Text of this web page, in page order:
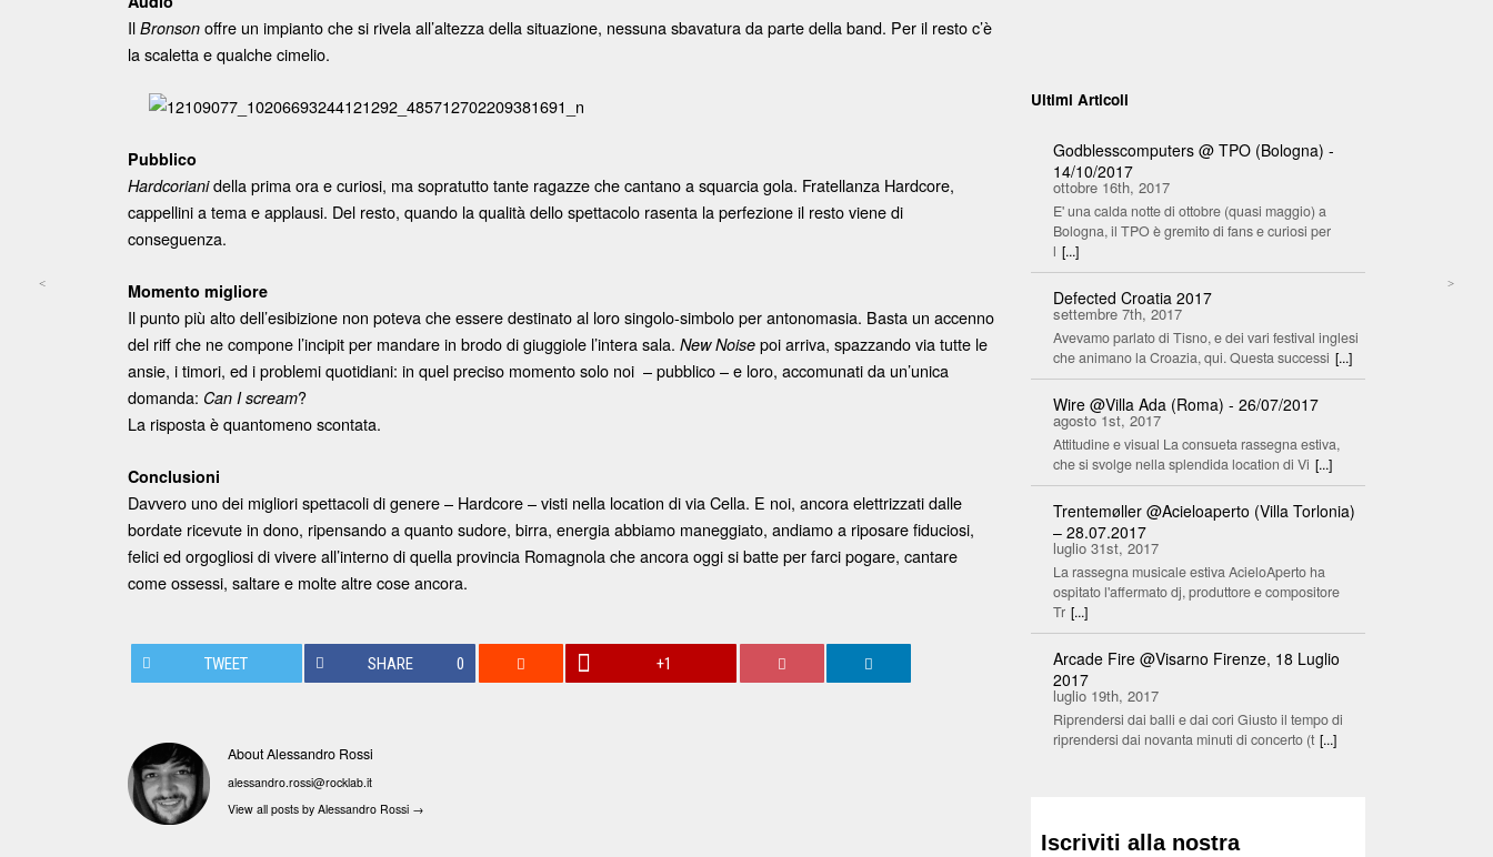
Post navigation
< >
Il Bronson offre un impianto che si rivela all’altezza della situazione, nessuna sbavatura da parte della band. Per il resto c’è
la scaletta e qualche cimelio.
Pubblico
Hardcorianidella prima ora e curiosi, ma sopratutto tante ragazze che cantano a squarcia gola. Fratellanza Hardcore,
cappellini a tema e applausi. Del resto, quando la qualità dello spettacolo rasenta la perfezione il resto viene di
conseguenza.
Momento migliore
Il punto più alto dell’esibizione non poteva che essere destinato al loro singolo-simbolo per antonomasia. Basta un accenno
del riff che ne compone l’incipit per mandare in brodo di giuggiole l’intera sala. New Noise poi arriva, spazzando via tutte le
ansie, i timori, ed i problemi quotidiani: in quel preciso momento solo noi – pubblico – e loro, accomunati da un’unica
domanda: Can I scream?
La risposta è quantomeno scontata.
Conclusioni
Davvero uno dei migliori spettacoli di genere – Hardcore – visti nella location di via Cella. E noi, ancora elettrizzati dalle
bordate ricevute in dono, ripensando a quanto sudore, birra, energia abbiamo maneggiato, andiamo a riposare fiduciosi,
felici ed orgogliosi di vivere all’interno di quella provincia Romagnola che ancora oggi si batte per farci pogare, cantare
come ossessi, saltare e molte altre cose ancora.
TWEET SHARE 0 +1
About Alessandro Rossi
alessandro.rossi@rocklab.it
View all posts by Alessandro Rossi →
Ultimi Articoli
Godblesscomputers @ TPO (Bologna) -
14/10/2017
ottobre 16th, 2017
E' una calda notte di ottobre (quasi maggio) a
Bologna, il TPO è gremito di fans e curiosi per
l [...]
Defected Croatia 2017
settembre 7th, 2017
Avevamo parlato di Tisno, e dei vari festival inglesi
che animano la Croazia, qui. Questa successi [...]
Wire @Villa Ada (Roma) - 26/07/2017
agosto 1st, 2017
Attitudine e visual La consueta rassegna estiva,
che si svolge nella splendida location di Vi [...]
Trentemøller @Acieloaperto (Villa Torlonia)
– 28.07.2017
luglio 31st, 2017
La rassegna musicale estiva AcieloAperto ha
ospitato l'affermato dj, produttore e compositore
Tr [...]
Arcade Fire @Visarno Firenze, 18 Luglio
2017
luglio 19th, 2017
Riprendersi dai balli e dai cori Giusto il tempo di
riprendersi dai novanta minuti di concerto (t [...]
Iscriviti alla nostra